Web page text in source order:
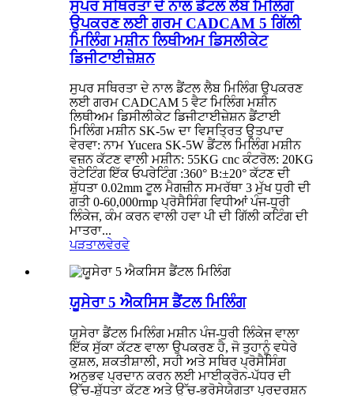
ਸੁਪਰ ਸਥਿਰਤਾ ਦੇ ਨਾਲ ਡੈਂਟਲ ਲੈਬ ਮਿਲਿੰਗ
ਉਪਕਰਣ ਲਈ ਗਰਮ CADCAM 5 ਗਿੱਲੀ
ਮਿਲਿੰਗ ਮਸ਼ੀਨ ਲਿਥੀਅਮ ਡਿਸਲੀਕੇਟ
ਡਿਜੀਟਾਈਜ਼ੇਸ਼ਨ
ਸੁਪਰ ਸਥਿਰਤਾ ਦੇ ਨਾਲ ਡੈਂਟਲ ਲੈਬ ਮਿਲਿੰਗ ਉਪਕਰਣ
ਲਈ ਗਰਮ CADCAM 5 ਵੈਟ ਮਿਲਿੰਗ ਮਸ਼ੀਨ
ਲਿਥੀਅਮ ਡਿਸੀਲੀਕੇਟ ਡਿਜੀਟਾਈਜ਼ੇਸ਼ਨ ਡੈਂਟਾਈ
ਮਿਲਿੰਗ ਮਸ਼ੀਨ SK-5w ਦਾ ਵਿਸਤ੍ਰਿਤ ਉਤਪਾਦ
ਵੇਰਵਾ: ਨਾਮ Yucera SK-5W ਡੈਂਟਲ ਮਿਲਿੰਗ ਮਸ਼ੀਨ
ਵਜ਼ਨ ਕੱਟਣ ਵਾਲੀ ਮਸ਼ੀਨ: 55KG cnc ਕੰਟਰੋਲ: 20KG
ਰੋਟੇਟਿੰਗ ਇੱਕ ਓਪਰੇਟਿੰਗ :360° B:±20° ਕੱਟਣ ਦੀ
ਸ਼ੁੱਧਤਾ 0.02mm ਟੂਲ ਮੈਗਜ਼ੀਨ ਸਮਰੱਥਾ 3 ਮੁੱਖ ਧੁਰੀ ਦੀ
ਗਤੀ 0-60,000rmp ਪ੍ਰੋਸੈਸਿੰਗ ਵਿਧੀਆਂ ਪੰਜ-ਧੁਰੀ
ਲਿੰਕੇਜ, ਕੰਮ ਕਰਨ ਵਾਲੀ ਹਵਾ ਪੀ ਦੀ ਗਿੱਲੀ ਕਟਿੰਗ ਦੀ
ਮਾਤਰਾ...
ਪੜਤਾਲਵੇਰਵੇ
ਯੂਸੇਰਾ 5 ਐਕਸਿਸ ਡੈਂਟਲ ਮਿਲਿੰਗ
ਯੁਸੇਰਾ ਡੈਂਟਲ ਮਿਲਿੰਗ ਮਸ਼ੀਨ ਪੰਜ-ਧੁਰੀ ਲਿੰਕੇਜ ਵਾਲਾ
ਇੱਕ ਸੁੱਕਾ ਕੱਟਣ ਵਾਲਾ ਉਪਕਰਣ ਹੈ, ਜੋ ਤੁਹਾਨੂੰ ਵਧੇਰੇ
ਕੁਸ਼ਲ, ਸ਼ਕਤੀਸ਼ਾਲੀ, ਸਹੀ ਅਤੇ ਸਥਿਰ ਪ੍ਰੋਸੈਸਿੰਗ
ਅਨੁਭਵ ਪ੍ਰਦਾਨ ਕਰਨ ਲਈ ਮਾਈਕ੍ਰੋਨ-ਪੱਧਰ ਦੀ
ਉੱਚ-ਸ਼ੁੱਧਤਾ ਕੱਟਣ ਅਤੇ ਉੱਚ-ਭਰੋਸੇਯੋਗਤਾ ਪ੍ਰਦਰਸ਼ਨ